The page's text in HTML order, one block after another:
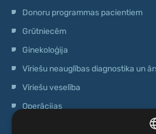
Donoru programmas pacientiem
Grūtniecēm
Ginekoloģija
Vīriešu neauglības diagnostika un
Vīriešu veselība
Operācijas